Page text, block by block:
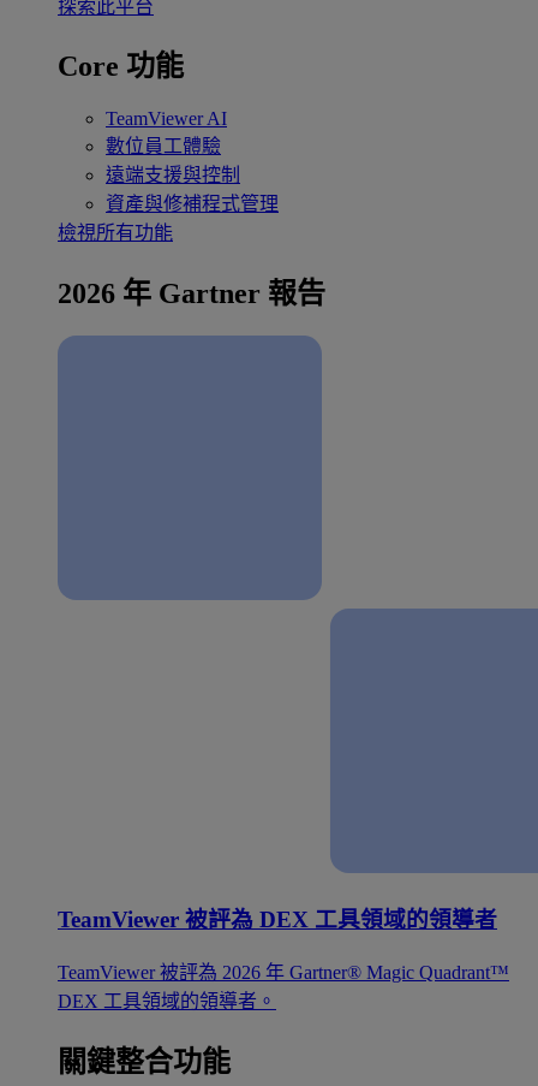
探索此平台
Core 功能
TeamViewer AI
數位員工體驗
遠端支援與控制
資產與修補程式管理
檢視所有功能
2026 年 Gartner 報告
TeamViewer 被評為 DEX 工具領域的領導者
TeamViewer 被評為 2026 年 Gartner® Magic Quadrant™
DEX 工具領域的領導者。
關鍵整合功能